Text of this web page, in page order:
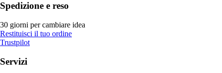
Spedizione e reso
30 giorni per cambiare idea
Restituisci il tuo ordine
Trustpilot
Servizi